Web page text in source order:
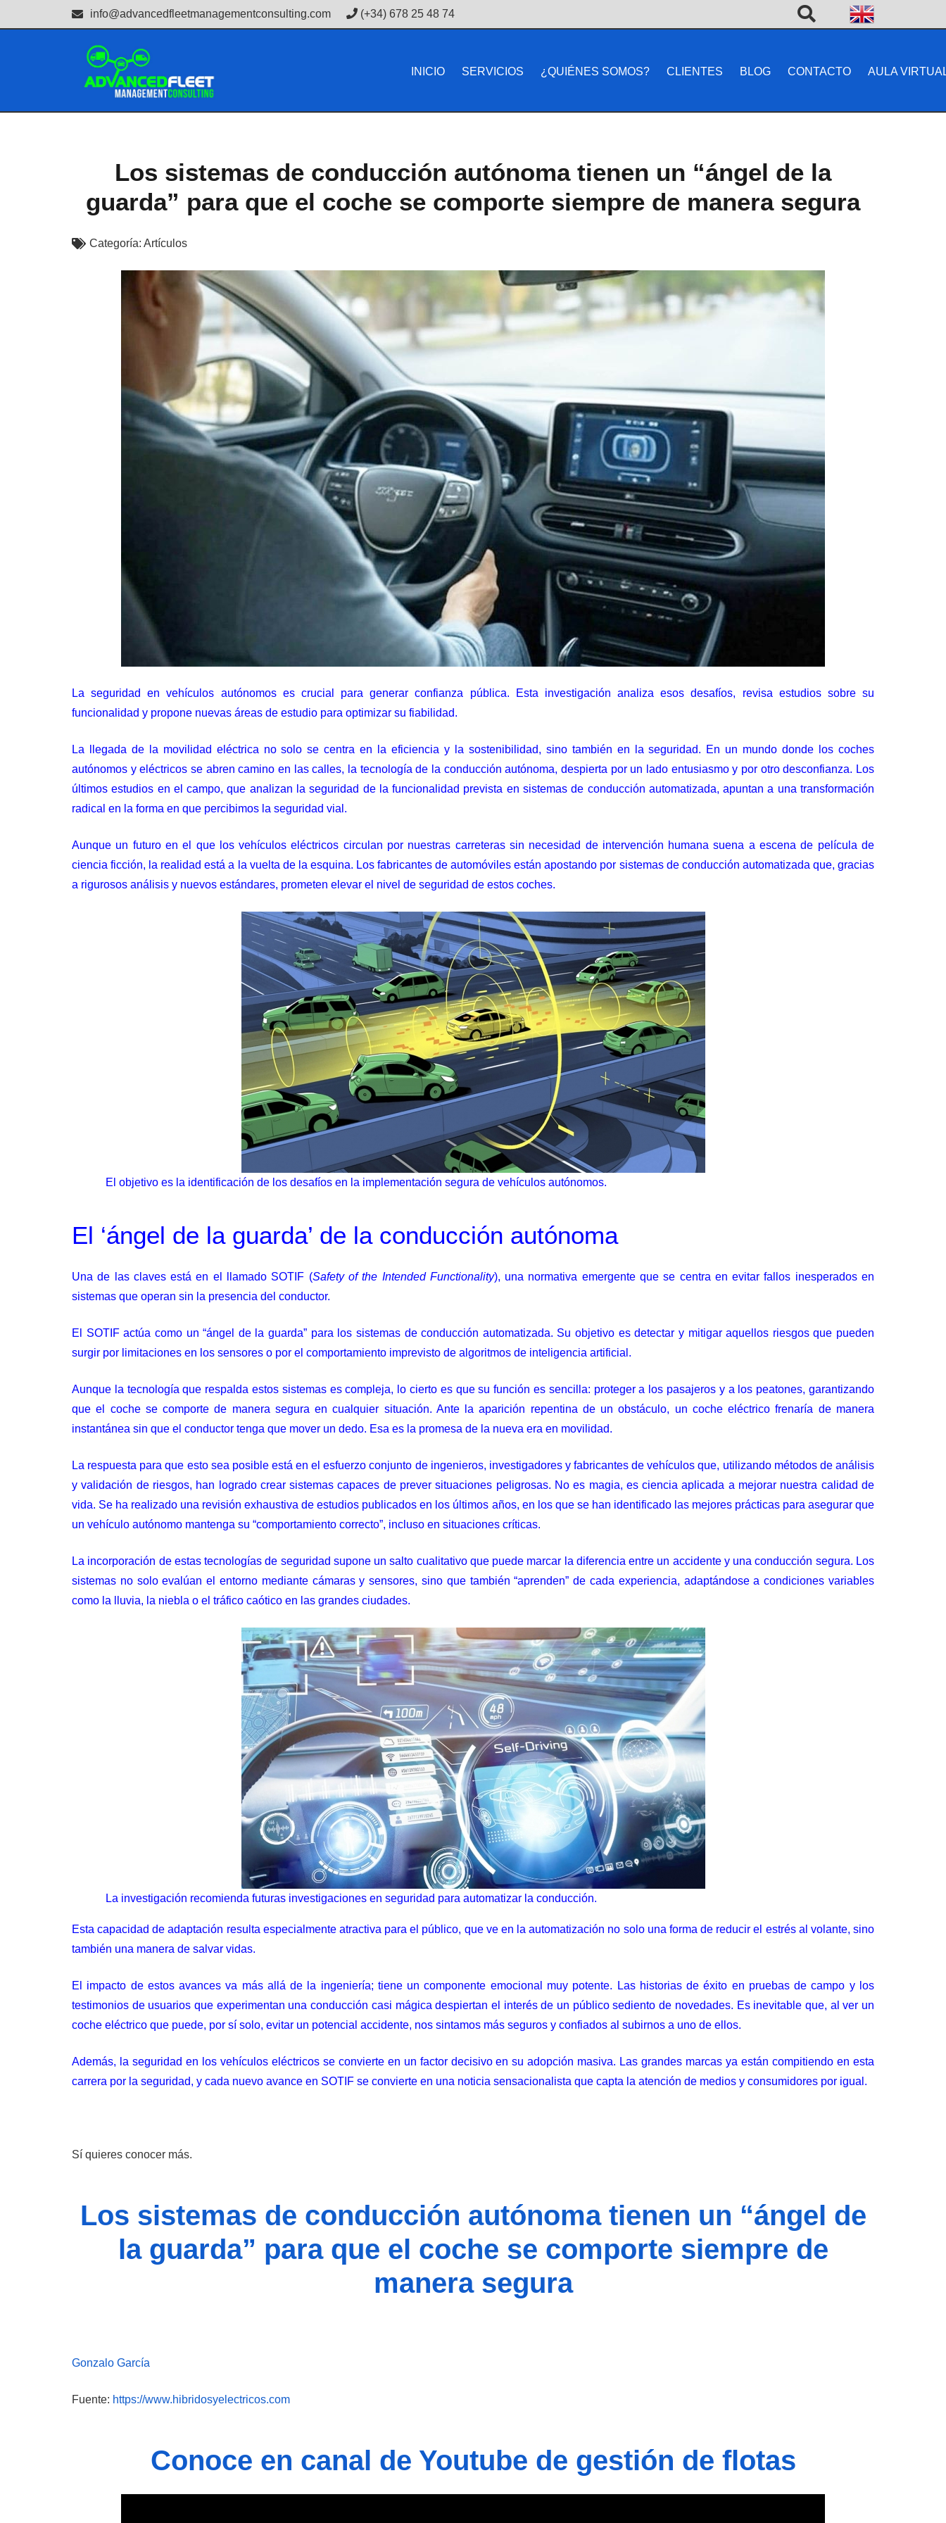
info@advancedfleetmanagementconsulting.com (+34) 678 25 48 74
INICIO SERVICIOS ¿QUIÉNES SOMOS? CLIENTES BLOG CONTACTO AULA
Los sistemas de conducción autónoma tienen un “ángel de la
guarda” para que el coche se comporte siempre de manera segura
Categoría: Artículos
La seguridad en vehículos autónomos es crucial para generar confianza pública. Esta investigación analiza esos desafíos, revisa estudios sobre su
funcionalidad y propone nuevas áreas de estudio para optimizar su fiabilidad.
La llegada de la movilidad eléctrica no solo se centra en la eficiencia y la sostenibilidad, sino también en la seguridad. En un mundo donde los coches
autónomos y eléctricos se abren camino en las calles, la tecnología de la conducción autónoma, despierta por un lado entusiasmo y por otro desconfianza. Los
últimos estudios en el campo, que analizan la seguridad de la funcionalidad prevista en sistemas de conducción automatizada, apuntan a una transformación
radical en la forma en que percibimos la seguridad vial.
Aunque un futuro en el que los vehículos eléctricos circulan por nuestras carreteras sin necesidad de intervención humana suena a escena de película de
ciencia ficción, la realidad está a la vuelta de la esquina. Los fabricantes de automóviles están apostando por sistemas de conducción automatizada que, gracias
a rigurosos análisis y nuevos estándares, prometen elevar el nivel de seguridad de estos coches.
El objetivo es la identificación de los desafíos en la implementación segura de vehículos autónomos.
El ‘ángel de la guarda’ de la conducción autónoma
Una de las claves está en el llamado SOTIF (Safety of the Intended Functionality), una normativa emergente que se centra en evitar fallos inesperados en
sistemas que operan sin la presencia del conductor.
El SOTIF actúa como un “ángel de la guarda” para los sistemas de conducción automatizada. Su objetivo es detectar y mitigar aquellos riesgos que pueden
surgir por limitaciones en los sensores o por el comportamiento imprevisto de algoritmos de inteligencia artificial.
Aunque la tecnología que respalda estos sistemas es compleja, lo cierto es que su función es sencilla: proteger a los pasajeros y a los peatones, garantizando
que el coche se comporte de manera segura en cualquier situación. Ante la aparición repentina de un obstáculo, un coche eléctrico frenaría de manera
instantánea sin que el conductor tenga que mover un dedo. Esa es la promesa de la nueva era en movilidad.
La respuesta para que esto sea posible está en el esfuerzo conjunto de ingenieros, investigadores y fabricantes de vehículos que, utilizando métodos de análisis
y validación de riesgos, han logrado crear sistemas capaces de prever situaciones peligrosas. No es magia, es ciencia aplicada a mejorar nuestra calidad de
vida. Se ha realizado una revisión exhaustiva de estudios publicados en los últimos años, en los que se han identificado las mejores prácticas para asegurar que
un vehículo autónomo mantenga su “comportamiento correcto”, incluso en situaciones críticas.
La incorporación de estas tecnologías de seguridad supone un salto cualitativo que puede marcar la diferencia entre un accidente y una conducción segura. Los
sistemas no solo evalúan el entorno mediante cámaras y sensores, sino que también “aprenden” de cada experiencia, adaptándose a condiciones variables
como la lluvia, la niebla o el tráfico caótico en las grandes ciudades.
La investigación recomienda futuras investigaciones en seguridad para automatizar la conducción.
Esta capacidad de adaptación resulta especialmente atractiva para el público, que ve en la automatización no solo una forma de reducir el estrés al volante, sino
también una manera de salvar vidas.
El impacto de estos avances va más allá de la ingeniería; tiene un componente emocional muy potente. Las historias de éxito en pruebas de campo y los
testimonios de usuarios que experimentan una conducción casi mágica despiertan el interés de un público sediento de novedades. Es inevitable que, al ver un
coche eléctrico que puede, por sí solo, evitar un potencial accidente, nos sintamos más seguros y confiados al subirnos a uno de ellos.
Además, la seguridad en los vehículos eléctricos se convierte en un factor decisivo en su adopción masiva. Las grandes marcas ya están compitiendo en esta
carrera por la seguridad, y cada nuevo avance en SOTIF se convierte en una noticia sensacionalista que capta la atención de medios y consumidores por igual.
Sí quieres conocer más.
Los sistemas de conducción autónoma tienen un “ángel de
la guarda” para que el coche se comporte siempre de
manera segura
Gonzalo García
Fuente: https://www.hibridosyelectricos.com
Conoce en canal de Youtube de gestión de flotas